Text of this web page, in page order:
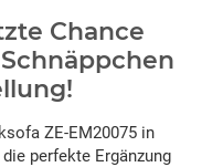
Chance
ZE-EM20075 in
perfekte Ergänzung